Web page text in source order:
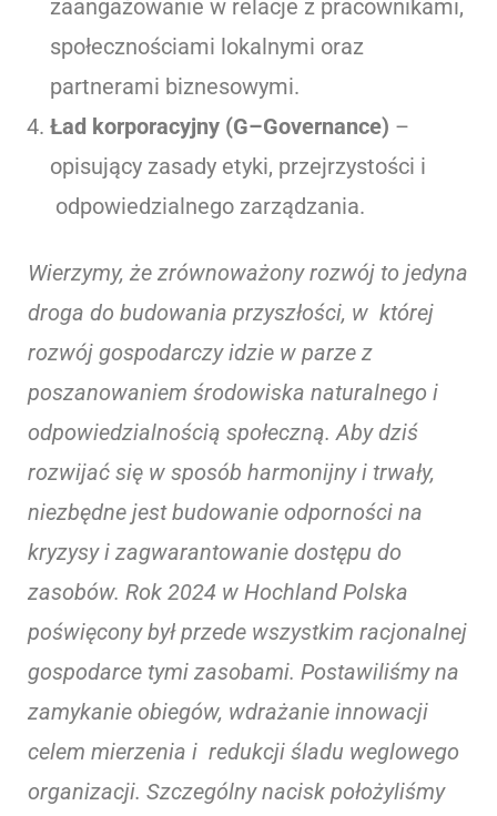
zaangażowanie w relacje z pracownikami,
społecznościami lokalnymi oraz
partnerami biznesowymi.
Ład korporacyjny (G–Governance) –
opisujący zasady etyki, przejrzystości i
odpowiedzialnego zarządzania.
Wierzymy, że zrównoważony rozwój to jedyna
droga do budowania przyszłości, w której
rozwój gospodarczy idzie w parze z
poszanowaniem środowiska naturalnego i
odpowiedzialnością społeczną. Aby dziś
rozwijać się w sposób harmonijny i trwały,
niezbędne jest budowanie odporności na
kryzysy i zagwarantowanie dostępu do
zasobów. Rok 2024 w Hochland Polska
poświęcony był przede wszystkim racjonalnej
gospodarce tymi zasobami. Postawiliśmy na
zamykanie obiegów, wdrażanie innowacji
celem mierzenia i redukcji śladu weglowego
organizacji. Szczególny nacisk położyliśmy